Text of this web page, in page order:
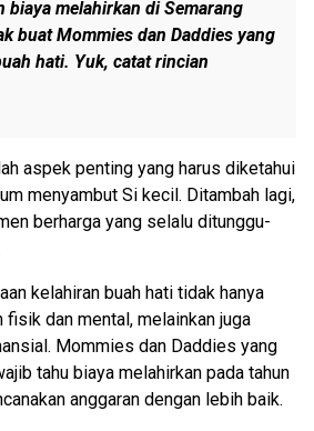
biaya melahirkan di Semarang
buat Mommies dan Daddies yang
hati. Yuk, catat rincian
aspek penting yang harus diketahui
menyambut Si kecil. Ditambah lagi,
berharga yang selalu ditunggu-
kelahiran buah hati tidak hanya
dan mental, melainkan juga
Mommies dan Daddies yang
tahu biaya melahirkan pada tahun
anggaran dengan lebih baik.